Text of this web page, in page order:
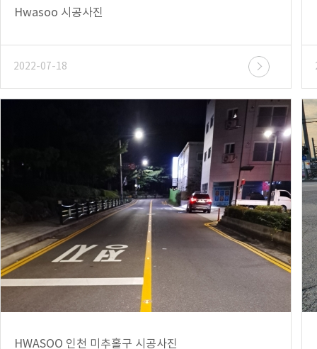
Hwasoo 시공사진
2022-07-18
HWASOO 인천 미추홀구 시공사진